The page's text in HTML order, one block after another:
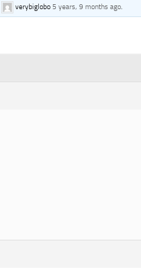
verybiglobo 5 years, 9 months ago.